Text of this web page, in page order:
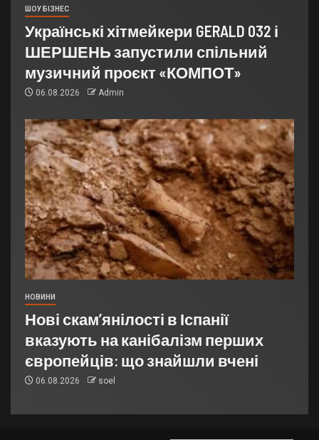
ШОУ БІЗНЕС
Українські хітмейкери GERALD 032 і
ШЕРШЕНЬ запустили спільний
музичний проєкт «КОМПОТ»
06.08.2026 Admin
НОВИНИ
Нові скам’янілості в Іспанії
вказують на канібалізм перших
європейців: що знайшли вчені
06.08.2026 soel